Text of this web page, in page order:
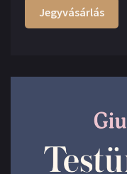
Jegyvásárlás